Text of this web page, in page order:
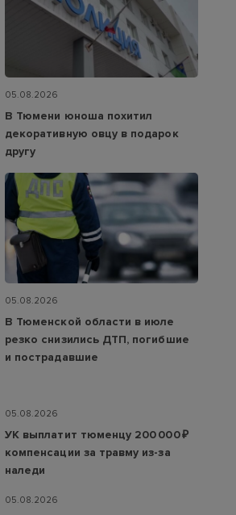
05.08.2026
В Тюмени юноша похитил
декоративную овцу в подарок
другу
05.08.2026
В Тюменской области в июле
резко снизились ДТП, погибшие
и пострадавшие
05.08.2026
УК выплатит тюменцу 200 000 ₽
компенсации за травму из-за
наледи
05.08.2026